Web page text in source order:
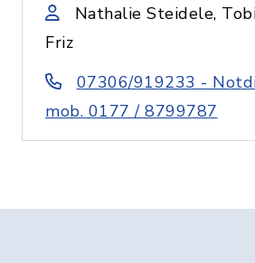
Nathalie Steidele,
Friz
07306/919233 -
mob. 0177 / 8799787